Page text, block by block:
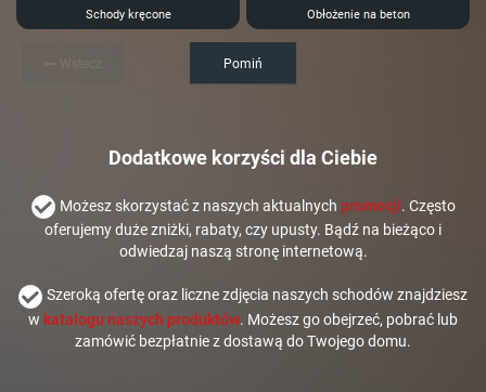
Schody kręcone Obłożenie na beton
Pomiń
Dodatkowe korzyści dla Ciebie
Możesz skorzystać z naszych aktualnych promocji. Często
oferujemy duże zniżki, rabaty, czy upusty. Bądź na bieżąco i
odwiedzaj naszą stronę internetową.
Szeroką ofertę oraz liczne zdjęcia naszych schodów znajdziesz
w katalogu naszych produktów. Możesz go obejrzeć, pobrać lub
zamówić bezpłatnie z dostawą do Twojego domu.